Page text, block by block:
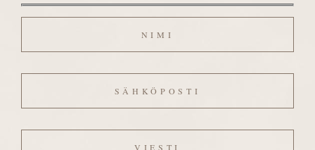
Nimi
Sähköposti
Viesti